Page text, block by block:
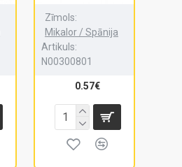
Zīmols:
Mikalor / Spānija
Artikuls:
N00300801
0.57€